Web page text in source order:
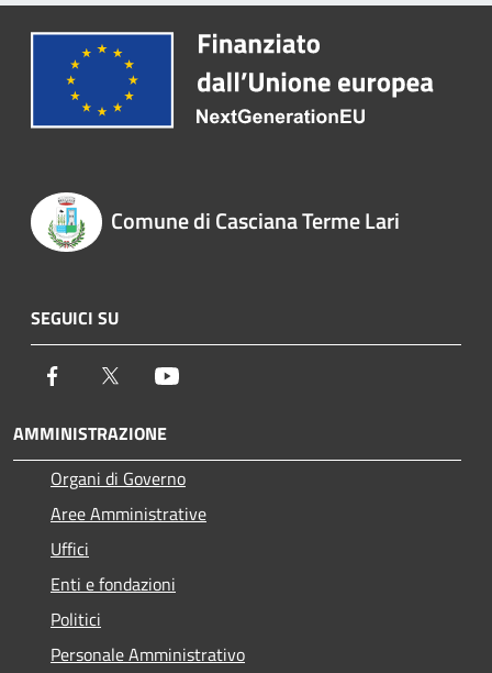
Comune di Casciana Terme Lari
SEGUICI SU
Facebook Twitter
AMMINISTRAZIONE
Organi di Governo
Aree Amministrative
Uffici
Enti e fondazioni
Politici
Personale Amministrativo